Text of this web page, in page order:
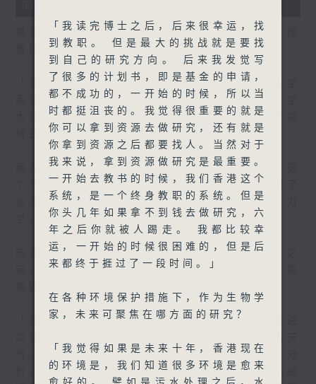
嘉宾： 香港科技大学土木及环境工程学系讲座
教授苏慧
「我是苏慧，是香港科技大学土木及环境工程学
系讲座教授、全球创科学人，也是香港科技大学
太空科学与技术研究院的院长。我研究的主要领
域是气候变化、极端天气和卫星遥感技术。
我从小生长在一个气象之家，所以我从小就对这
个气象有比较深切的体会。然后我很幸运的到了
北京大学读书，读气象专业，当时叫天气动力
学，主要就是学预报天气的知识。」
苏教授读大学时修读气象专业，在加入科大之
前，曾在美国太空总署工作，利用遥感卫星收集
「在美国的时候，我在美国太空总署的喷气推进
气，研究的手段就是用遥感卫星的数据来做分
析。遥感就是用电磁波来做观测，透过观测电磁
「我读完博士之后，后来很幸运，找
到教职。 但是最大的挑战就是要找
到自己的研究方向。 后来我发觉写
了很多的计划书，即是基金的申请，
都不成功的，一开始的时候，所以当
时都挺沮丧的。我觉得很重要的就是
你可以拿到资源去做研究，还有就是
你拿到资源之后都要找人。当然对于
我来说，拿到资源做研究是最重要。
一开始去教书的时候，我们香港这个
系统，是一个终身教职的系统。但是
你头几年如果拿不到钱去做研究，六
年之后你就被人踢走。 我都比较幸
运，一开始的时候很困难的，但是后
来都终于捱过了一段时间。」
在各种环境保护措施下，作为生物学
家，未来可聚焦在哪方面的研究？
「我觉得如果是未来十年，香港现在
的环境是，我们知道很多环境是愈来